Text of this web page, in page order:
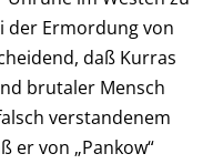
der Ermordung von
daß Kurras
brutaler Mensch
verstandenem
er von „Pankow“